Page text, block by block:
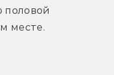
половой
месте.